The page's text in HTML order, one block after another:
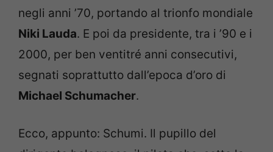
negli anni ’70, portando al trionfo mondiale
Niki Lauda. E poi da presidente, tra i ’90 e i
2000, per ben ventitré anni consecutivi,
segnati soprattutto dall’epoca d’oro di
Michael Schumacher.
Ecco, appunto: Schumi. Il pupillo del